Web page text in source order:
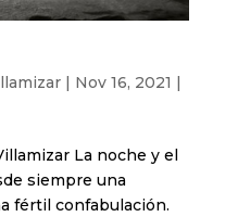
| Nov 16, 2021 |
La noche y el
siempre una
fértil confabulación.